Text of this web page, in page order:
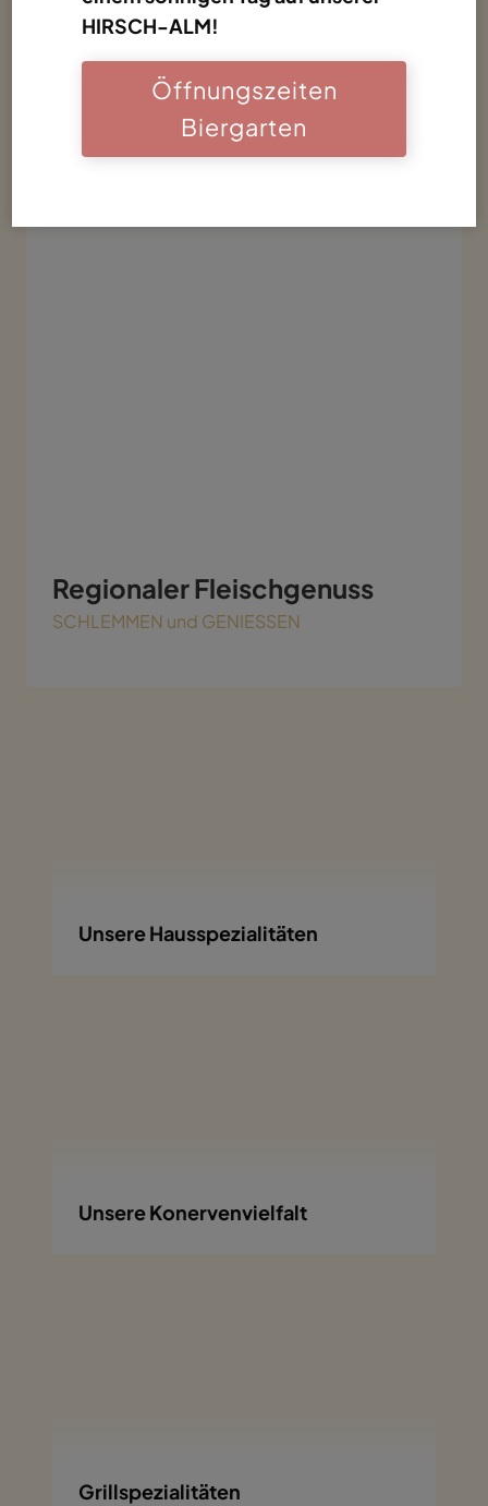
Regionaler Fleischgenuss
SCHLEMMEN und GENIESSEN
Unsere Hausspezialitäten
Unsere Konervenvielfalt
Grillspezialitäten
HIRSCH-ALM!
Öffnungszeiten
Biergarten